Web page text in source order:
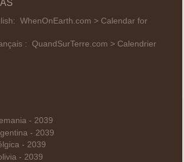
WhenOnEarth.com > Calendar for
: QuandSurTerre.com > Calendrier
- 2039
- 2039
- 2039
- 2039